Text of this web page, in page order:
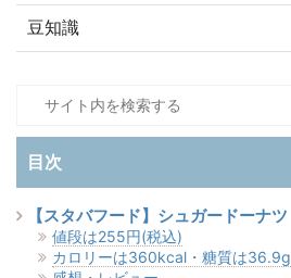
豆知識
目次
【スタバフード】シュガードーナツ
値段は255円(税込)
カロリーは360kcal・糖質は36.9g